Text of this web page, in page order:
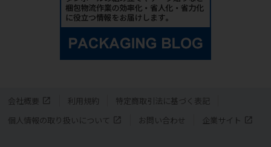
会社概要 利用規約
特定商取引法に基づく表記
個人情報の取り扱いについて
お問い合わせ 企業サイト